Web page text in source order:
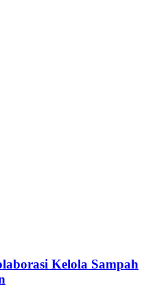
Kelola Sampah